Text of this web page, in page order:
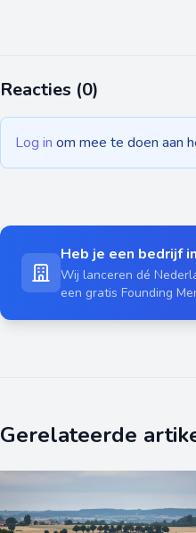
Reacties (0)
Log in om mee te doen aan
Heb je een bedrijf
Wij lanceren dé
een gratis Founding
Gerelateerde